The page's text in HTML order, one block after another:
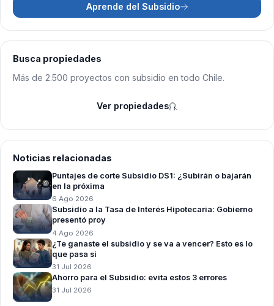
Aprende del Subsidio
Busca propiedades
Más de 2.500 proyectos con subsidio en todo Chile.
Ver propiedades
Noticias relacionadas
Puntajes de corte Subsidio DS1: ¿Subirán o bajarán
en la próxima
6 Ago 2026
Subsidio a la Tasa de Interés Hipotecaria: Gobierno
presentó proy
4 Ago 2026
¿Te ganaste el subsidio y se va a vencer? Esto es lo
que pasa si
31 Jul 2026
Ahorro para el Subsidio: evita estos 3 errores
31 Jul 2026